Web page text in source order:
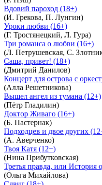
Вдовий пароход (18+)
(И. Грекова, П. Лунгин)
Уроки любви (16+)
(Г. Тростянецкий, Л. Гура)
Три романса о любви (16+)
(Л. Петрушевская, С.
Саша, привет! (18+)
(Дмитрий Данилов)
Концерт для острова с
(Алла Решетникова)
Вышел ангел из тумана (12+)
(Пётр Гладилин)
Доктор Живаго (16+)
(Б. Пастернак)
Подходцев и двое других
(А. Аверченко)
Твоя Катя (12+)
(Нина Прибутковская)
Третья правда, или История
(Ольга Михайлова)